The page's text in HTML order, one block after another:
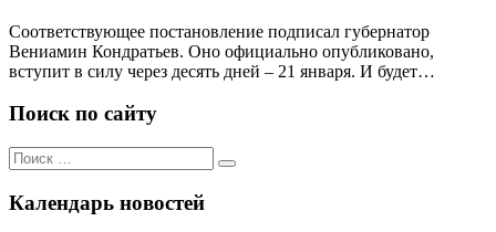
Соответствующее постановление подписал губернатор
Вениамин Кондратьев. Оно официально опубликовано,
вступит в силу через десять дней – 21 января. И будет…
Поиск по сайту
Поиск
по:
Поиск
Календарь новостей